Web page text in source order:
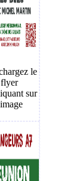
le
flyer
sur